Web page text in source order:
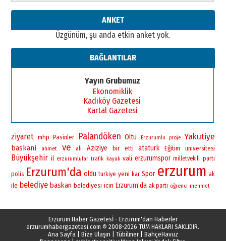
ANKET
Üzgünüm, şu anda etkin anket yok.
BAĞLANTILAR
Yayın Grubumuz
Ekonomiklik
Kadıköy Gazetesi
Kartal Gazetesi
ziyaret mhp Pasinler Palandöken Oltu Erzurumlu proje Yakutiye
baskani ahmet ve ali Aziziye bir etti ataturk Eğitim universitesi
Büyükşehir il erzurumlular trafik kayak vali erzurumspor milletvekili parti
polis Erzurum'da oldu turkiye yeni kar Spor erzurum ak
ile belediye baskan belediyesi icin Erzurum’da ak parti öğrenci mehmet
Erzurum Haber Gazetesİ - Erzurum'dan Haberler
erzurumhabergazetesi.com © 2008-2026 TÜM HAKLARI SAKLIDIR.
Ana Sayfa| Bize Ulaşın Tübilmer| BahçeHavuz